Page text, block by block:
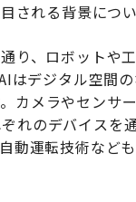
される背景につ
り、ロボットや
はデジタル空間
カメラやセンサ
れのデバイスを
動運転技術など